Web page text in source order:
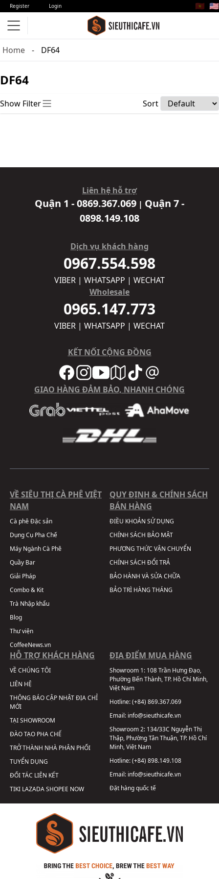
Register Login 🇻🇳 🇺🇸
Home DF64
DF64
Show Filter Sort
Liên hệ hỗ trợ
Quận 1 - 0869.367.069 | Quận 7 -
0898.149.108
Dịch vụ khách hàng
0967.554.598
VIBER | WHATSAPP | WECHAT
Wholesale
0965.147.773
VIBER | WHATSAPP | WECHAT
KẾT NỐI CỘNG ĐỒNG
GIAO HÀNG ĐẢM BẢO, NHANH CHÓNG
VỀ SIÊU THỊ CÀ PHÊ VIỆT
NAM
Cà phê Đặc sản
Dụng Cụ Pha Chế
Máy Ngành Cà Phê
Quầy Bar
Giải Pháp
Combo & Kit
Trà Nhập khẩu
Blog
Thư viện
CoffeeNews.vn
QUY ĐỊNH & CHÍNH SÁCH
BÁN HÀNG
ĐIỀU KHOẢN SỬ DỤNG
CHÍNH SÁCH BẢO MẬT
PHƯƠNG THỨC VẬN CHUYỂN
CHÍNH SÁCH ĐỔI TRẢ
BẢO HÀNH VÀ SỬA CHỮA
BẢO TRÌ HÀNG THÁNG
HỖ TRỢ KHÁCH HÀNG
VỀ CHÚNG TÔI
LIÊN HỆ
THÔNG BÁO CẬP NHẬT ĐỊA CHỈ
MỚI
TẠI SHOWROOM
ĐÀO TẠO PHA CHẾ
TRỞ THÀNH NHÀ PHÂN PHỐI
TUYỂN DỤNG
ĐỐI TÁC LIÊN KẾT
TIKI LAZADASHOPEE NOW
ĐỊA ĐIỂM MUA HÀNG
Showroom 1: 108 Trần Hưng Đạo,
Phường Bến Thành, TP. Hồ Chí Minh,
Việt Nam
Hotline:(+84) 869.367.069
Email: info@sieuthicafe.vn
Showroom 2: 134/33C Nguyễn Thị
Thập, Phường Tân Thuận, TP. Hồ Chí
Minh, Việt Nam
Hotline:(+84) 898.149.108
Email: info@sieuthicafe.vn
Đặt hàng quốc tế